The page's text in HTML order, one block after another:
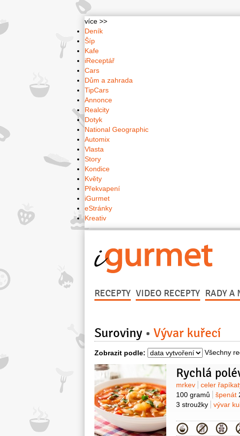
více >>
Deník
Šíp
Kafe
iReceptář
Cars
Dům a zahrada
TipCars
Annonce
Realcity
Dotyk
National Geographic
Automix
Vlasta
Story
Kondice
Květy
Překvapení
iGurmet
eStránky
Kreativ
RECEPTY VIDEO RECEPTY RADY A
Suroviny Vývar kuřecí
Zobrazit podle: Všechny
Rychlá
Suroviny
mrkev celer
100 gramů
špenát
3 stroužky
vývar
Kategorie